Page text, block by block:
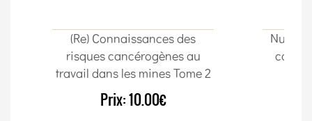
(Re) Connaissances des
risques cancérogènes au
travail dans les mines Tome 2
Prix:10.00€
Nuta